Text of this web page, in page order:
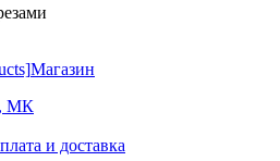
Магазин
МК
и доставка